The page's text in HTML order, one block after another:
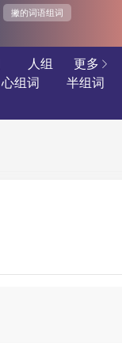
撇的词语组词
更多 
人组
心组词
半组词